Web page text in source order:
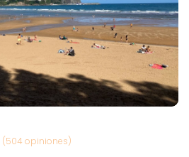
(504 opiniones)